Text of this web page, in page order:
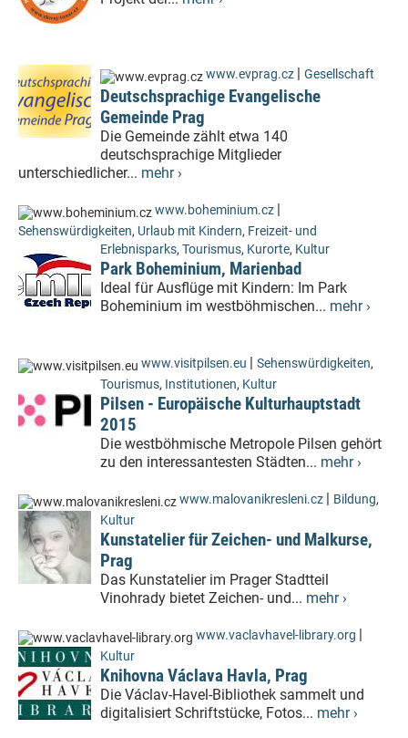
www.evprag.cz | Gesellschaft
Deutschsprachige Evangelische
Gemeinde Prag
Die Gemeinde zählt etwa 140
deutschsprachige Mitglieder
unterschiedlicher... mehr ›
www.boheminium.cz |
Sehenswürdigkeiten, Urlaub mit Kindern, Freizeit- und
Erlebnisparks, Tourismus, Kurorte, Kultur
Park Boheminium, Marienbad
Ideal für Ausflüge mit Kindern: Im Park
Boheminium im westböhmischen... mehr ›
www.visitpilsen.eu | Sehenswürdigkeiten,
Tourismus, Institutionen, Kultur
Pilsen - Europäische Kulturhauptstadt
2015
Die westböhmische Metropole Pilsen gehört
zu den interessantesten Städten... mehr ›
www.malovanikresleni.cz | Bildung,
Kultur
Kunstatelier für Zeichen- und Malkurse,
Prag
Das Kunstatelier im Prager Stadtteil
Vinohrady bietet Zeichen- und... mehr ›
www.vaclavhavel-library.org |
Kultur
Knihovna Václava Havla, Prag
Die Václav-Havel-Bibliothek sammelt und
digitalisiert Schriftstücke, Fotos... mehr ›